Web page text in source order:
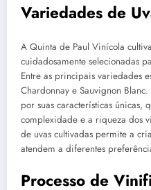
Variedades de
A Quinta de Paul Vinícola
cuidadosamente selecionadas
Entre as principais variedades
Chardonnay e Sauvignon
por suas características únicas,
complexidade e a riqueza dos
de uvas cultivadas permite a
atendem a diferentes
Processo de